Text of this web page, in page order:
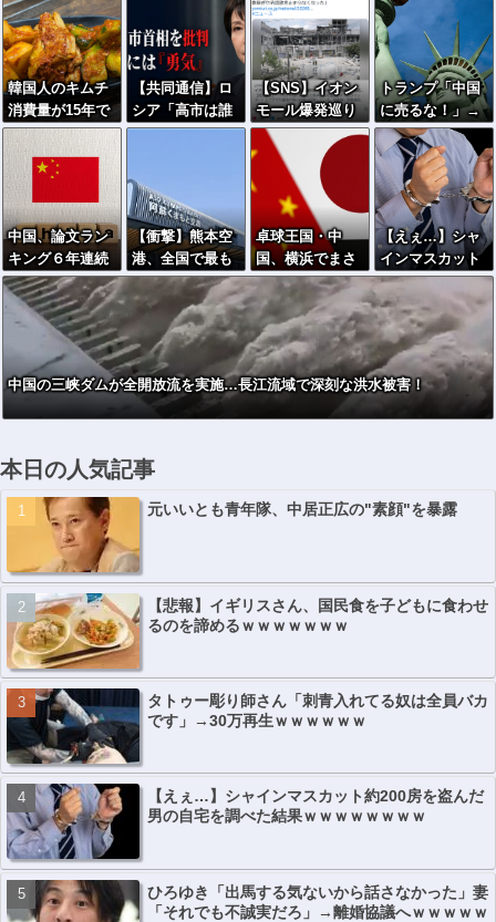
韓国人のキムチ
消費量が15年で
急減「１日中食
べない」人も増
加
【共同通信】ロ
シア「高市は誰
が原爆を投下し
った。広島と長
崎に落ちたのは
UFOだと思って
いるのか？」
【SNS】イオン
モール爆発巡り
遺族装う投稿拡
散、投稿者「閲
覧数稼ぎや承認
欲求止まらなく
なった」
トランプ「中国
に売るな！」→
中国、世界最高
峰の技術を自力
開発へ
中国、論文ラン
キング６年連続
世界１位→専門
家「世界ではな
く中国人気を測
【衝撃】熊本空
港、全国で最も
米軍機が来る空
港になっていた
卓球王国・中
国、横浜でまさ
かの全滅ｗｗｗ
日本勢3人がベス
ト4入り
【えぇ…】シャ
インマスカット
約200房を盗ん
だ男の自宅を調
べた結果ｗｗｗ
ｗｗｗｗｗ
中国の三峡ダムが全開放流を実施…長江流域で深刻な洪水被害！
本日の人気記事
元いいとも青年隊、中居正広の"素顔"を暴露
【悲報】イギリスさん、国民食を子どもに食わせ
るのを諦めるｗｗｗｗｗｗｗ
タトゥー彫り師さん「刺青入れてる奴は全員バカ
です」→30万再生ｗｗｗｗｗｗ
【えぇ…】シャインマスカット約200房を盗んだ
男の自宅を調べた結果ｗｗｗｗｗｗｗｗ
ひろゆき「出馬する気ないから話さなかった」妻
「それでも不誠実だろ」→離婚協議へｗｗｗｗｗ